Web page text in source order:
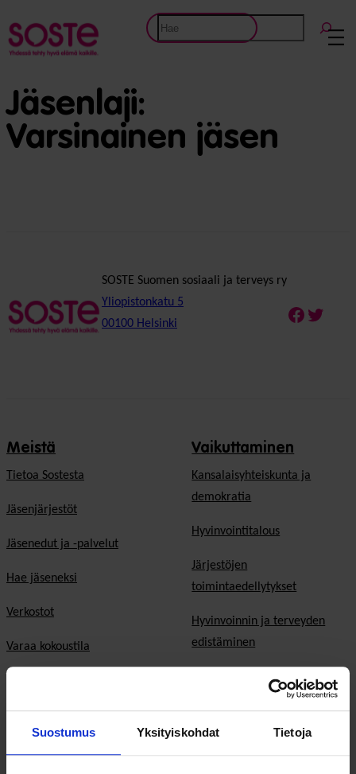
Suostumus Yksityiskohdat Tietoja
Etsi
Jäsenlaji:
Varsinainen jäsen
SOSTE Suomen sosiaali ja terveys ry
Yliopistonkatu 5
00100 Helsinki
Meistä
Tietoa Sostesta
Jäsenjärjestöt
Jäsenedut ja -palvelut
Hae jäseneksi
Verkostot
Varaa kokoustila
På Svenska
Vaikuttaminen
Kansalaisyhteiskunta ja
demokratia
Hyvinvointitalous
Järjestöjen
toimintaedellytykset
Hyvinvoinnin ja terveyden
edistäminen
Sosiaali- ja terveyspalvelut
Toimeentulo